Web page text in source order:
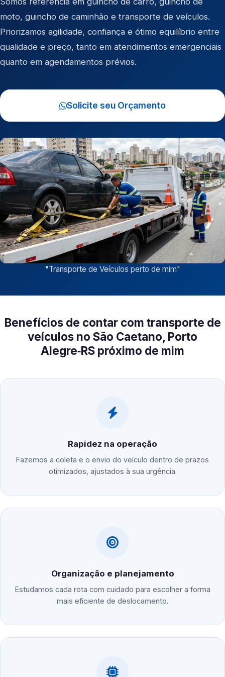
moto, guincho de caminhão e transporte de veículos.
Priorizamos agilidade, confiança e ótimo equilíbrio entre
qualidade e preço, tanto em atendimentos emergenciais
quanto em agendamentos prévios.
Solicite seu Orçamento
"Transporte de Veículos perto de mim"
Benefícios de contar com transporte de
veículos no São Caetano, Porto
Alegre‑RS próximo de mim
Rapidez na operação
Fazemos a coleta e o envio do veículo dentro de prazos
otimizados, ajustados à sua urgência.
Organização e planejamento
Estudamos cada rota com cuidado para escolher a forma
mais eficiente de deslocamento.